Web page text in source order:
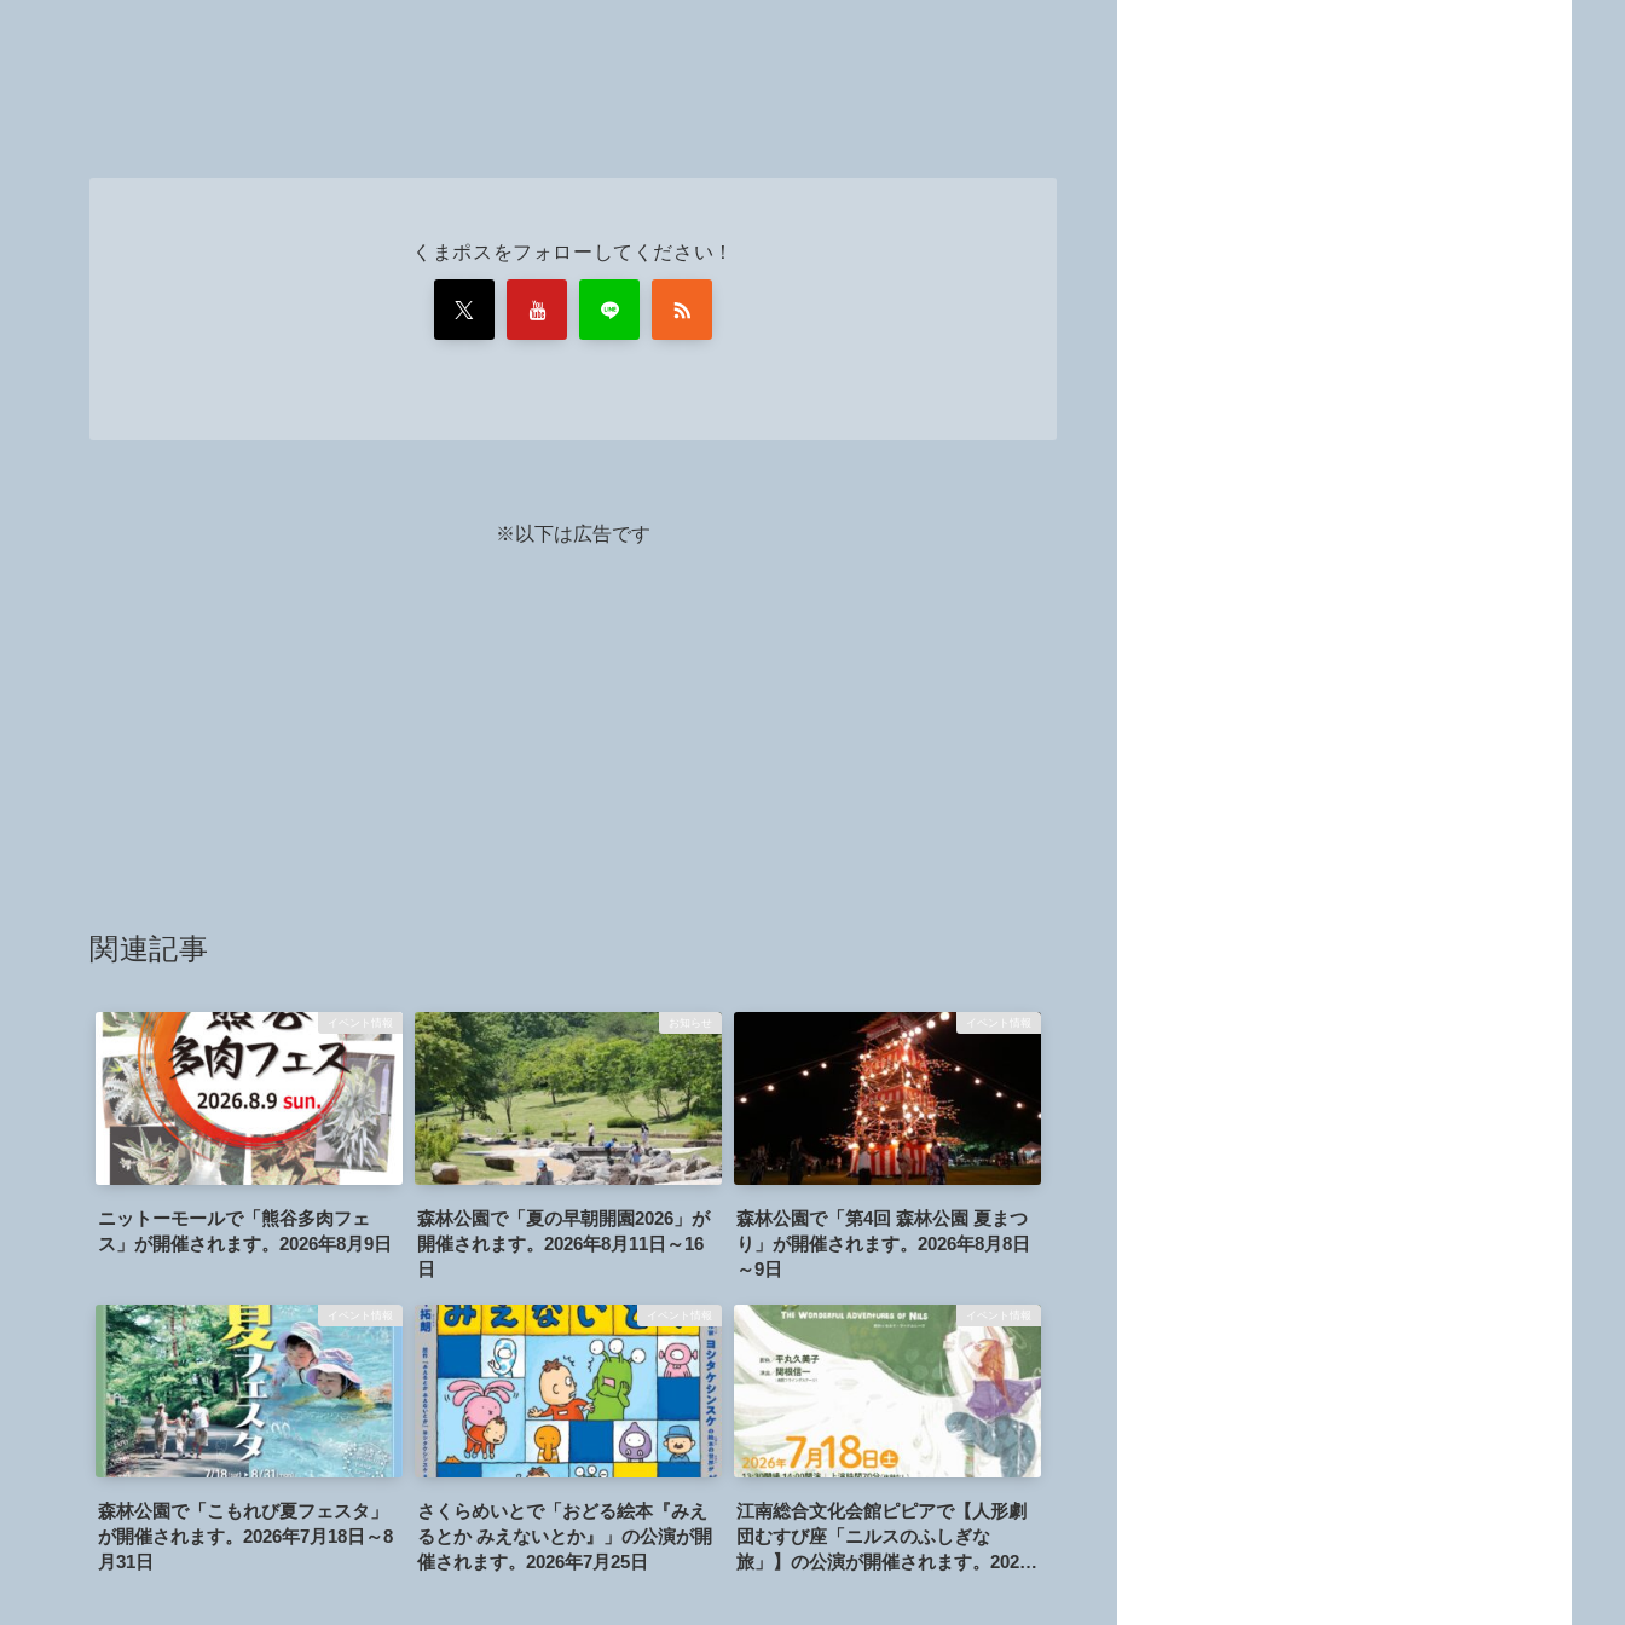
くまポスをフォローしてください！
※以下は広告です
関連記事
イベント情報
ニットーモールで「熊谷多肉フェ
ス」が開催されます。2026年8月9日
お知らせ
森林公園で「夏の早朝開園2026」が
開催されます。2026年8月11日～16
日
イベント情報
森林公園で「第4回 森林公園 夏まつ
り」が開催されます。2026年8月8日
～9日
イベント情報
森林公園で「こもれび夏フェスタ」
が開催されます。2026年7月18日～8
月31日
イベント情報
さくらめいとで「おどる絵本『みえ
るとか みえないとか』」の公演が開
催されます。2026年7月25日
イベント情報
江南総合文化会館ピピアで【人形劇
団むすび座「ニルスのふしぎな
旅」】の公演が開催されます。2026